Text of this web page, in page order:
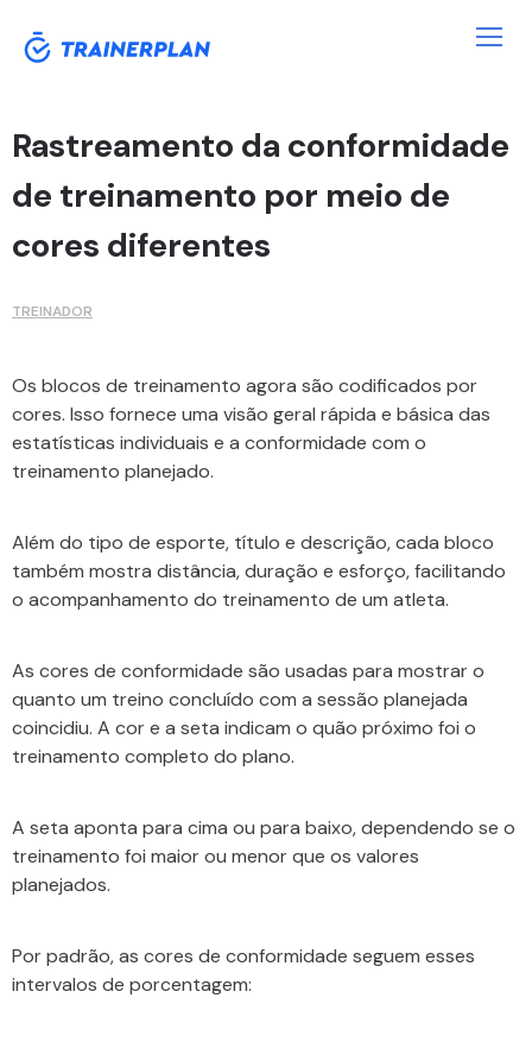
Rastreamento da conformidade
de treinamento por meio de
cores diferentes
TREINADOR
Os blocos de treinamento agora são codificados por
cores. Isso fornece uma visão geral rápida e básica das
estatísticas individuais e a conformidade com o
treinamento planejado.
Além do tipo de esporte, título e descrição, cada bloco
também mostra distância, duração e esforço, facilitando
o acompanhamento do treinamento de um atleta.
As cores de conformidade são usadas para mostrar o
quanto um treino concluído com a sessão planejada
coincidiu. A cor e a seta indicam o quão próximo foi o
treinamento completo do plano.
A seta aponta para cima ou para baixo, dependendo se o
treinamento foi maior ou menor que os valores
planejados.
Por padrão, as cores de conformidade seguem esses
intervalos de porcentagem: